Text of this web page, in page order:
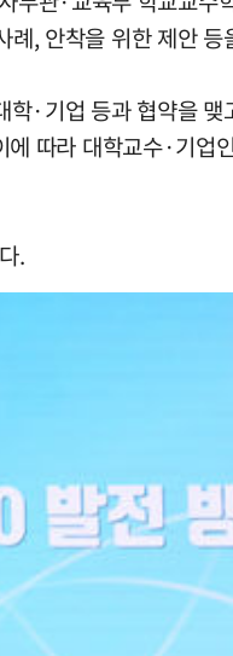
, 안착을 위한 제안 등
·기업 등과 협약을
따라 대학교수·기업
.